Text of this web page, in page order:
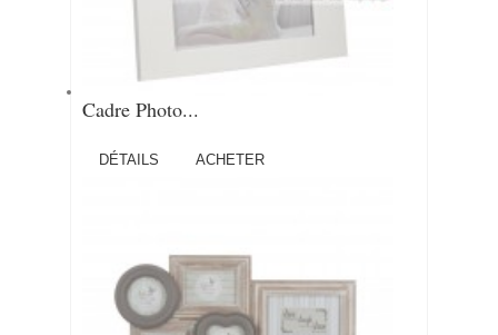
Cadre Photo...
DÉTAILS ACHETER